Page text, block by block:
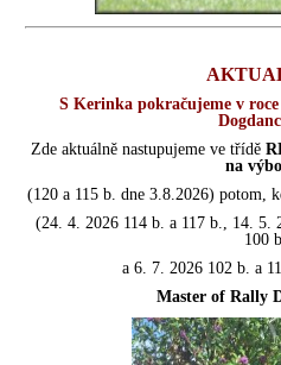
S Kerinka pokračujeme v
Zde aktuálně nastupujeme ve třídě
na
(120 a 115 b. dne 3.8.2026) potom,
(24. 4. 2026 114 b. a 117 b., 14. 5.
100
a 6. 7. 2026 102 b. a
Master of Rally